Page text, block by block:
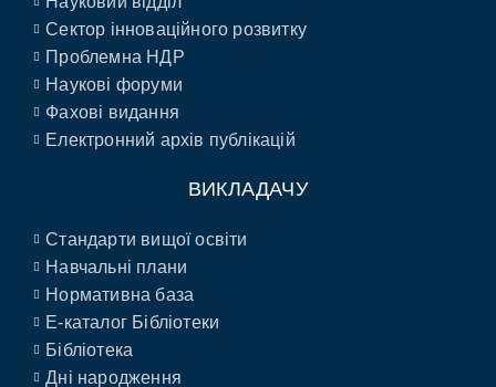
Сектор інноваційного розвитку
Проблемна НДР
Наукові форуми
Фахові видання
Електронний архів публікацій
ВИКЛАДАЧУ
Стандарти вищої освіти
Навчальні плани
Нормативна база
E-каталог Бібліотеки
Бібліотека
Дні народження